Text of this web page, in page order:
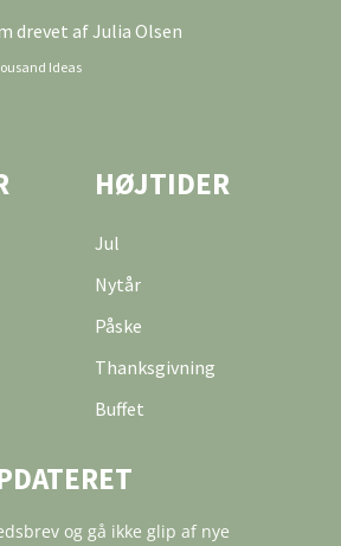
drevet af Julia Olsen
Ideas
HØJTIDER
Jul
Nytår
Påske
Thanksgivning
Buffet
og gå ikke glip af nye